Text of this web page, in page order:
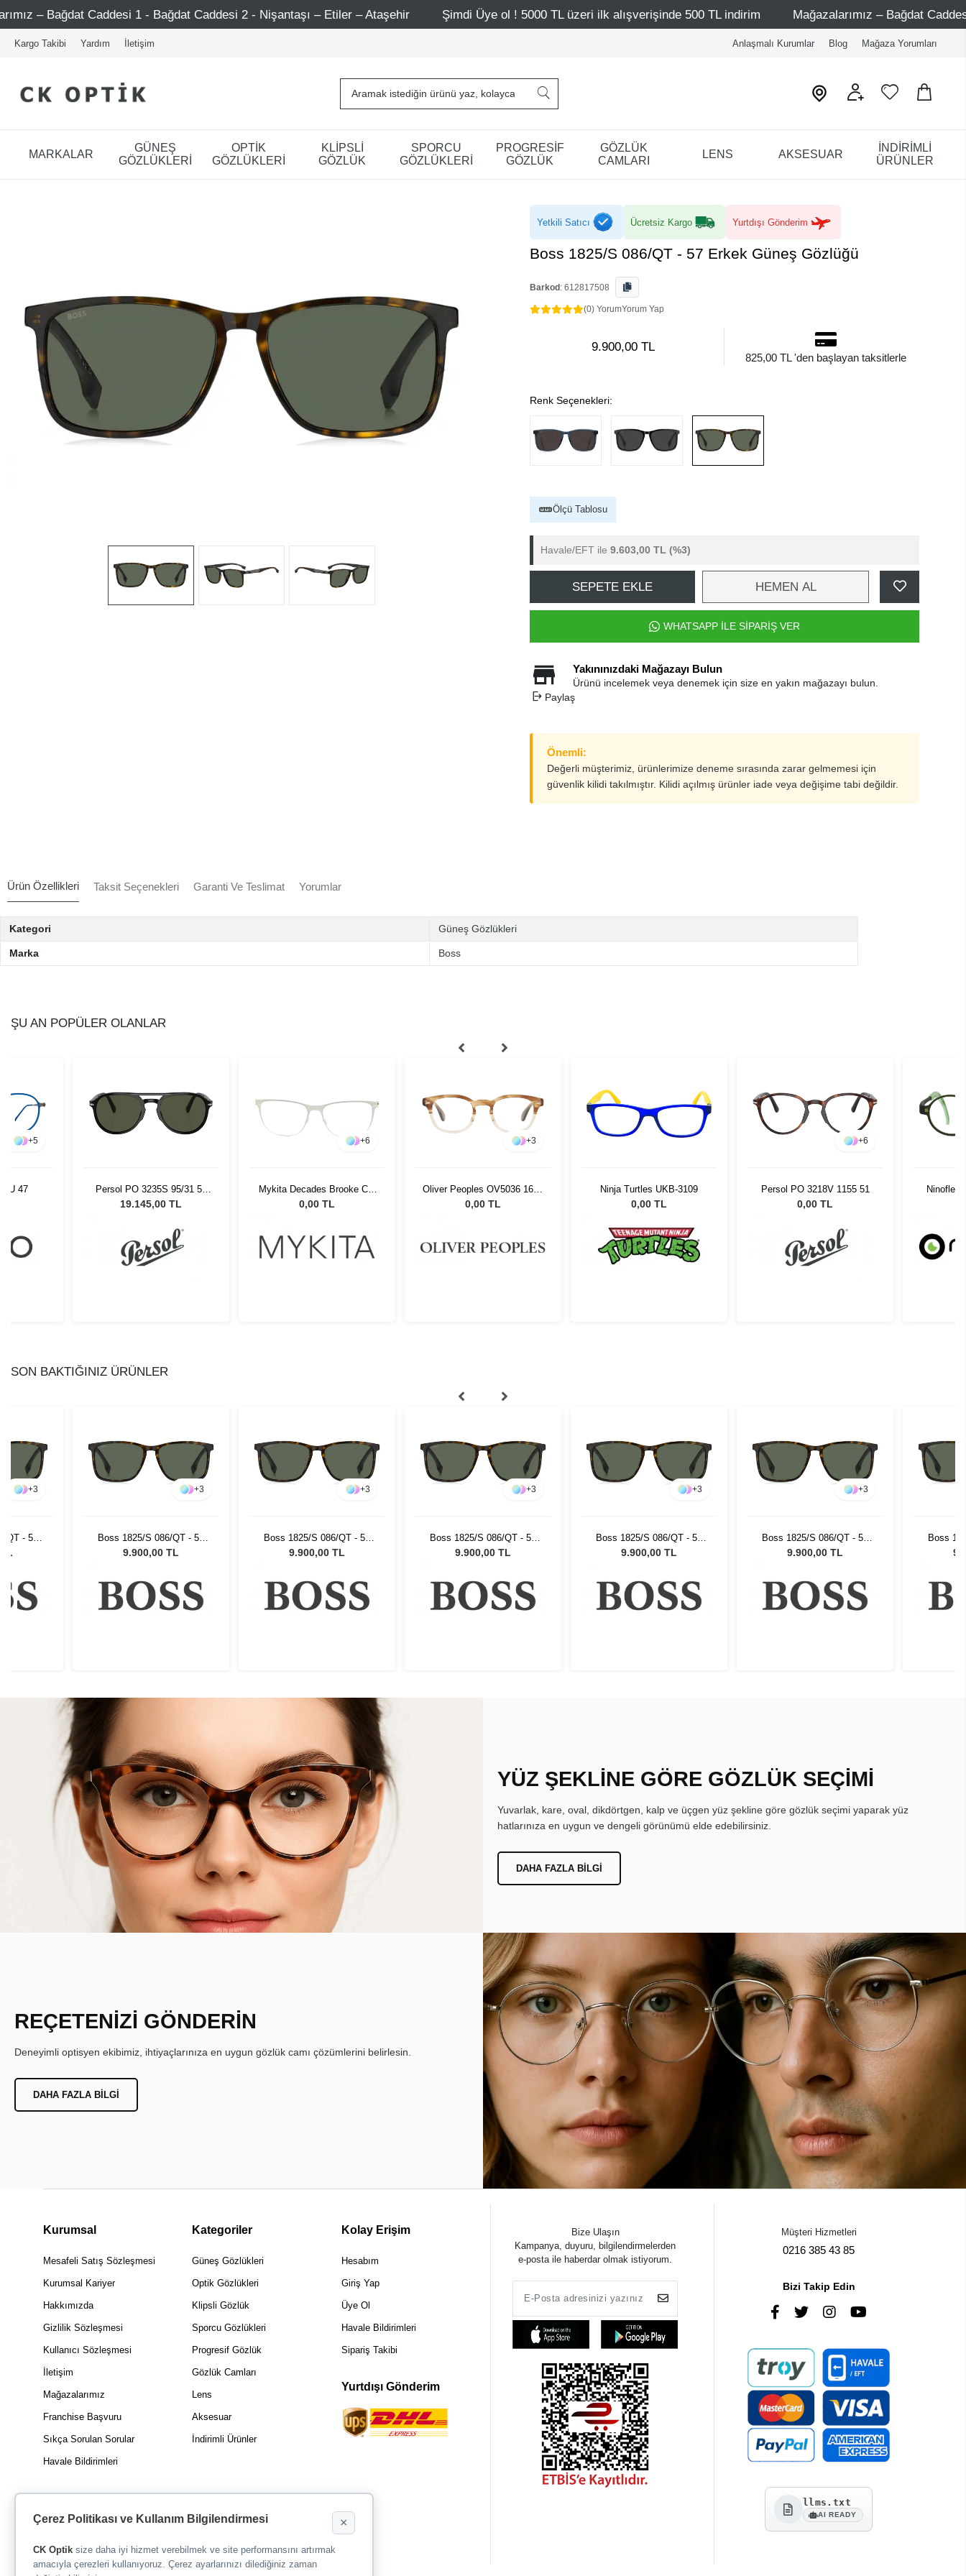
Caddesi 1 - Bağdat Caddesi 2 - Nişantaşı – Etiler – Ataşehir Şimdi Üye ol ! 5000 TL üzeri ilk alışverişinde 500 TL indirim Mağazalarımız – Bağdat Caddesi 1 - Bağdat
Kargo Takibi Yardım İletişim Anlaşmalı Kurumlar Blog Mağaza Yorumları
MARKALAR
GÜNEŞ
GÖZLÜKLERİ
OPTİK
GÖZLÜKLERİ
KLİPSLİ
GÖZLÜK
SPORCU
GÖZLÜKLERİ
PROGRESİF
GÖZLÜK
GÖZLÜK
CAMLARI
LENS AKSESUAR
İNDİRİMLİ
ÜRÜNLER
Yetkili Satıcı Ücretsiz Kargo Yurtdışı Gönderim
Boss 1825/S 086/QT - 57 Erkek Güneş Gözlüğü
Barkod : 612817508
(0) YorumYorum Yap
9.900,00 TL
825,00 TL 'den başlayan taksitlerle
Renk Seçenekleri:
Ölçü Tablosu
Havale/EFT ile 9.603,00 TL (%3)
SEPETE EKLE HEMEN AL
WHATSAPP İLE SİPARİŞ VER
Yakınınızdaki Mağazayı Bulun
Ürünü incelemek veya denemek için size en yakın mağazayı bulun.
Paylaş
Önemli:
Değerli müşterimiz, ürünlerimize deneme sırasında zarar gelmemesi için
güvenlik kilidi takılmıştır. Kilidi açılmış ürünler iade veya değişime tabi değildir.
Ürün Özellikleri Taksit Seçenekleri Garanti Ve Teslimat Yorumlar
Kategori Güneş Gözlükleri
Marka Boss
ŞU AN POPÜLER OLANLAR
+5
47
Persol PO 3235S 95/31 55
Unisex Güneş Gözlüğü
19.145,00 TL
+6
Mykita Decades Brooke Col
029 50
0,00 TL
+3
Oliver Peoples OV5036 1674
49
0,00 TL
Ninja Turtles UKB-3109
0,00 TL
+6
Persol PO 3218V 1155 51
0,00 TL
Ninoflex
SON BAKTIĞINIZ ÜRÜNLER
+3
QT - 57
+3
Boss 1825/S 086/QT - 57
Erkek Güneş Gözlüğü
9.900,00 TL
+3
Boss 1825/S 086/QT - 57
Erkek Güneş Gözlüğü
9.900,00 TL
+3
Boss 1825/S 086/QT - 57
Erkek Güneş Gözlüğü
9.900,00 TL
+3
Boss 1825/S 086/QT - 57
Erkek Güneş Gözlüğü
9.900,00 TL
+3
Boss 1825/S 086/QT - 57
Erkek Güneş Gözlüğü
9.900,00 TL
Boss
Erkek
YÜZ ŞEKLİNE GÖRE GÖZLÜK SEÇİMİ
Yuvarlak, kare, oval, dikdörtgen, kalp ve üçgen yüz şekline göre gözlük seçimi yaparak yüz
hatlarınıza en uygun ve dengeli görünümü elde edebilirsiniz.
DAHA FAZLA BILGI
REÇETENİZİ GÖNDERİN
Deneyimli optisyen ekibimiz, ihtiyaçlarınıza en uygun gözlük camı çözümlerini belirlesin.
DAHA FAZLA BILGI
Kurumsal
Mesafeli Satış Sözleşmesi
Kurumsal Kariyer
Hakkımızda
Gizlilik Sözleşmesi
Kullanıcı Sözleşmesi
İletişim
Mağazalarımız
Franchise Başvuru
Sıkça Sorulan Sorular
Havale Bildirimleri
Kategoriler
Güneş Gözlükleri
Optik Gözlükleri
Klipsli Gözlük
Sporcu Gözlükleri
Progresif Gözlük
Gözlük Camları
Lens
Aksesuar
İndirimli Ürünler
Kolay Erişim
Hesabım
Giriş Yap
Üye Ol
Havale Bildirimleri
Sipariş Takibi
Yurtdışı Gönderim
Bize Ulaşın
Kampanya, duyuru, bilgilendirmelerden
e-posta ile haberdar olmak istiyorum.
Müşteri Hizmetleri
0216 385 43 85
Bizi Takip Edin
llms.txt
AI READY
Çerez Politikası ve Kullanım Bilgilendirmesi ×
CK Optik size daha iyi hizmet verebilmek ve site performansını artırmak
amacıyla çerezleri kullanıyoruz. Çerez ayarlarınızı dilediğiniz zaman